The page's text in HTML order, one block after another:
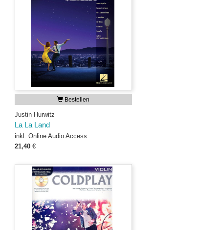
Bestellen
Justin Hurwitz
La La Land
inkl. Online Audio Access
21,40 €